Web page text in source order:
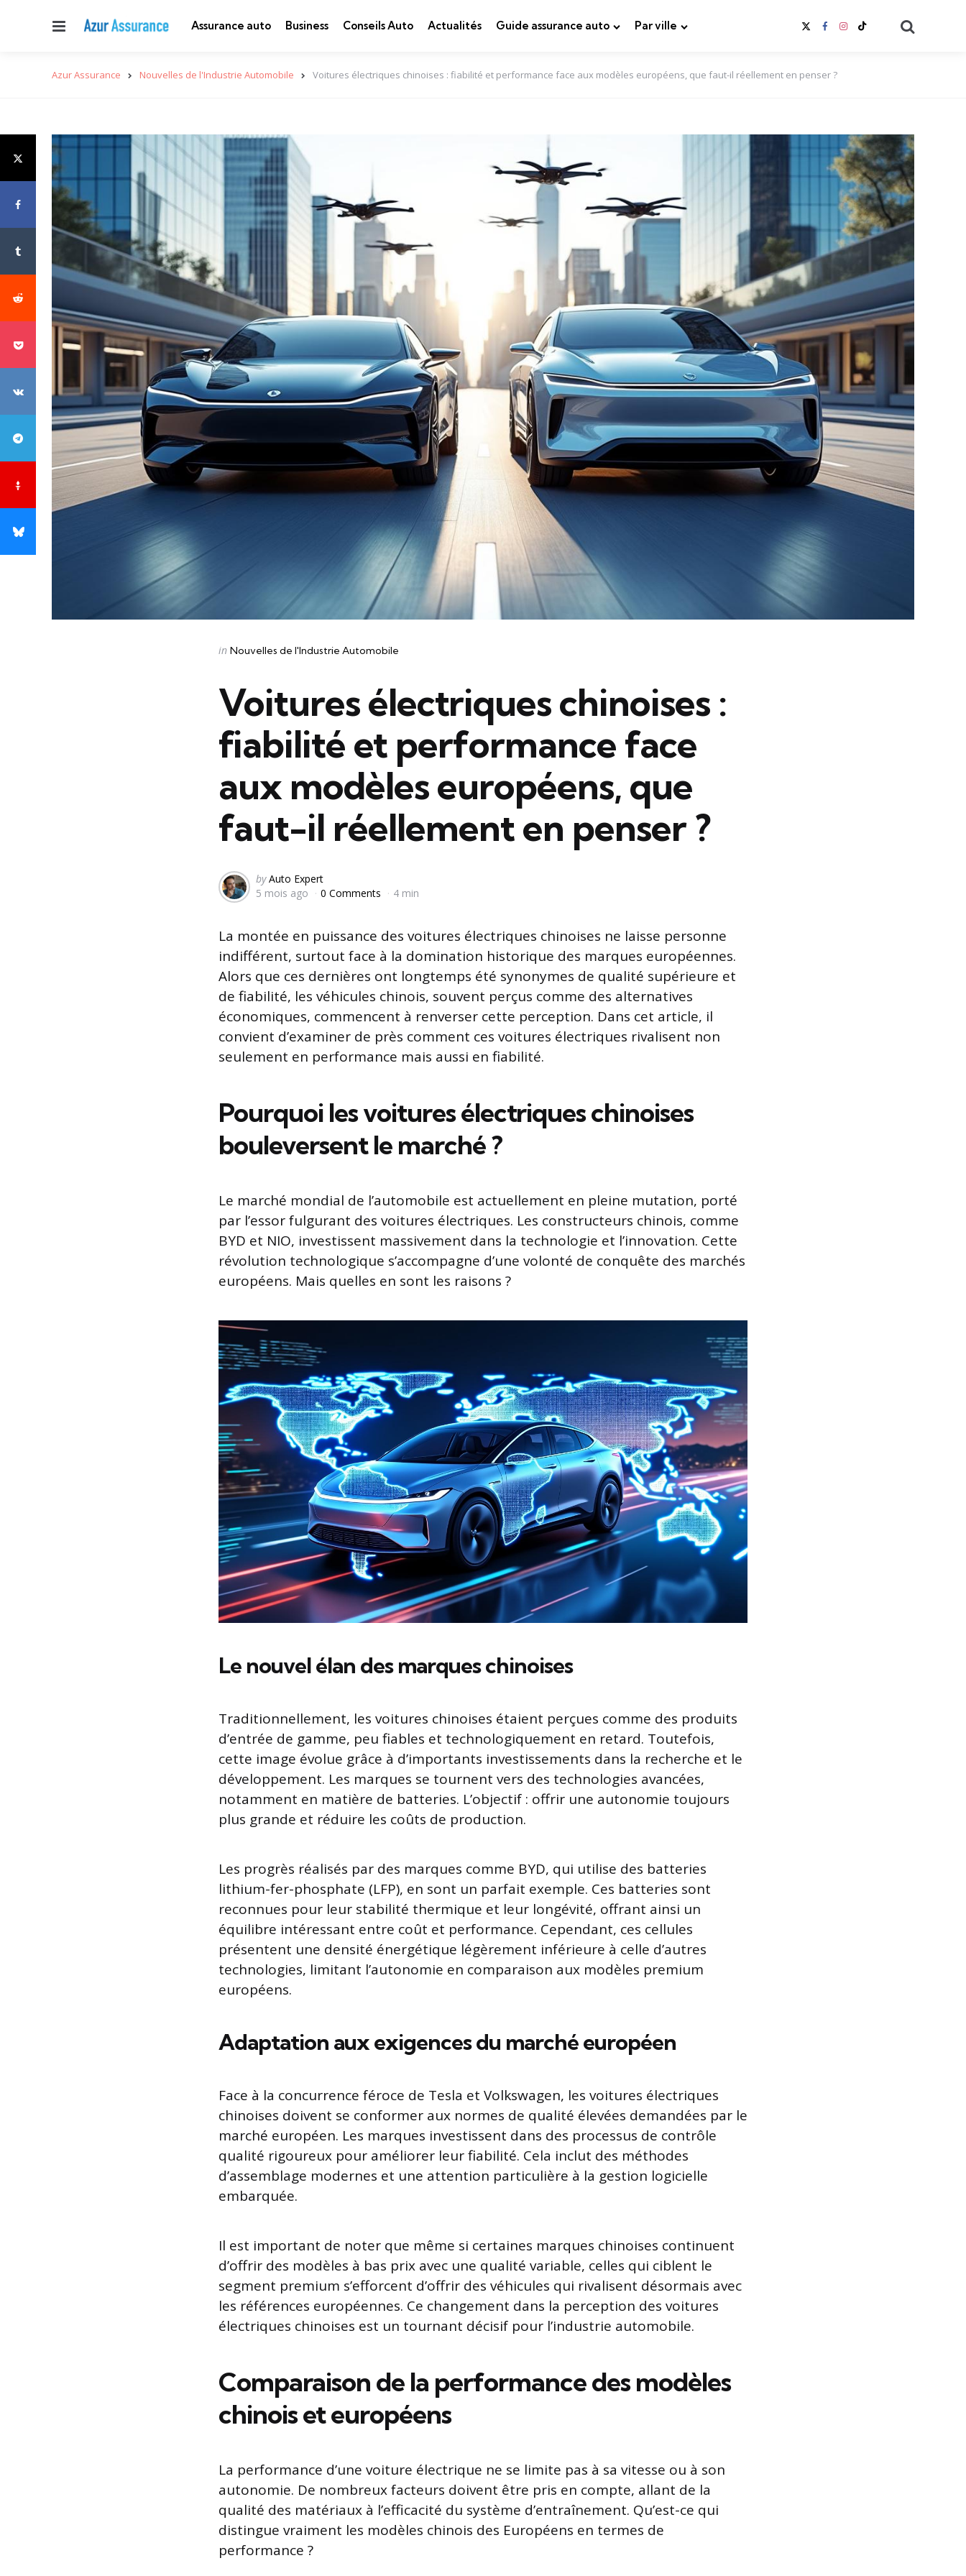
Menu Assurance auto Business Conseils Auto Actualités Guide assurance auto Par ville
Azur Assurance Nouvelles de l'Industrie Automobile Voitures électriques chinoises : fiabilité et performance face aux modèles européens, que faut-il réellement en penser ?
Categories
Posted
in Nouvelles de l'Industrie Automobile
Voitures électriques chinoises :
fiabilité et performance face
aux modèles européens, que
faut-il réellement en penser ?
Posted
by
by Auto Expert
5 mois ago
0 Comments 4 min
La montée en puissance des voitures électriques chinoises ne laisse personne
indifférent, surtout face à la domination historique des marques européennes.
Alors que ces dernières ont longtemps été synonymes de qualité supérieure et
de fiabilité, les véhicules chinois, souvent perçus comme des alternatives
économiques, commencent à renverser cette perception. Dans cet article, il
convient d’examiner de près comment ces voitures électriques rivalisent non
seulement en performance mais aussi en fiabilité.
Pourquoi les voitures électriques chinoises
bouleversent le marché ?
Le marché mondial de l’automobile est actuellement en pleine mutation, porté
par l’essor fulgurant des voitures électriques. Les constructeurs chinois, comme
BYD et NIO, investissent massivement dans la technologie et l’innovation. Cette
révolution technologique s’accompagne d’une volonté de conquête des marchés
européens. Mais quelles en sont les raisons ?
Le nouvel élan des marques chinoises
Traditionnellement, les voitures chinoises étaient perçues comme des produits
d’entrée de gamme, peu fiables et technologiquement en retard. Toutefois,
cette image évolue grâce à d’importants investissements dans la recherche et le
développement. Les marques se tournent vers des technologies avancées,
notamment en matière de batteries. L’objectif : offrir une autonomie toujours
plus grande et réduire les coûts de production.
Les progrès réalisés par des marques comme BYD, qui utilise des batteries
lithium-fer-phosphate (LFP), en sont un parfait exemple. Ces batteries sont
reconnues pour leur stabilité thermique et leur longévité, offrant ainsi un
équilibre intéressant entre coût et performance. Cependant, ces cellules
présentent une densité énergétique légèrement inférieure à celle d’autres
technologies, limitant l’autonomie en comparaison aux modèles premium
européens.
Adaptation aux exigences du marché européen
Face à la concurrence féroce de Tesla et Volkswagen, les voitures électriques
chinoises doivent se conformer aux normes de qualité élevées demandées par le
marché européen. Les marques investissent dans des processus de contrôle
qualité rigoureux pour améliorer leur fiabilité. Cela inclut des méthodes
d’assemblage modernes et une attention particulière à la gestion logicielle
embarquée.
Il est important de noter que même si certaines marques chinoises continuent
d’offrir des modèles à bas prix avec une qualité variable, celles qui ciblent le
segment premium s’efforcent d’offrir des véhicules qui rivalisent désormais avec
les références européennes. Ce changement dans la perception des voitures
électriques chinoises est un tournant décisif pour l’industrie automobile.
Comparaison de la performance des modèles
chinois et européens
La performance d’une voiture électrique ne se limite pas à sa vitesse ou à son
autonomie. De nombreux facteurs doivent être pris en compte, allant de la
qualité des matériaux à l’efficacité du système d’entraînement. Qu’est-ce qui
distingue vraiment les modèles chinois des Européens en termes de
performance ?